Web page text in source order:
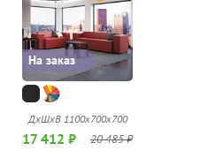
На заказ
ДхШхВ 1100х700х700
17 412 ₽ 20 485 ₽